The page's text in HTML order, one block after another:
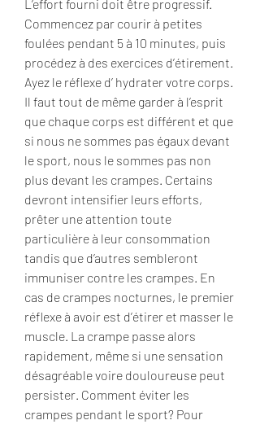
L’effort fourni doit être progressif.
Commencez par courir à petites
foulées pendant 5 à 10 minutes, puis
procédez à des exercices d’étirement.
Ayez le réflexe d’ hydrater votre corps.
Il faut tout de même garder à l’esprit
que chaque corps est différent et que
si nous ne sommes pas égaux devant
le sport, nous le sommes pas non
plus devant les crampes. Certains
devront intensifier leurs efforts,
prêter une attention toute
particulière à leur consommation
tandis que d’autres sembleront
immuniser contre les crampes. En
cas de crampes nocturnes, le premier
réflexe à avoir est d’étirer et masser le
muscle. La crampe passe alors
rapidement, même si une sensation
désagréable voire douloureuse peut
persister. Comment éviter les
crampes pendant le sport? Pour